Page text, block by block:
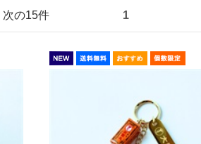
15件 次の15件 1